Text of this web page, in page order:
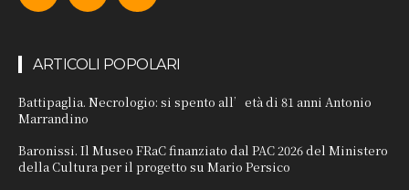
ARTICOLI POPOLARI
Battipaglia. Necrologio: si spento all’età di 81 anni Antonio
Marrandino
Baronissi. Il Museo FRaC finanziato dal PAC 2026 del Ministero
della Cultura per il progetto su Mario Persico